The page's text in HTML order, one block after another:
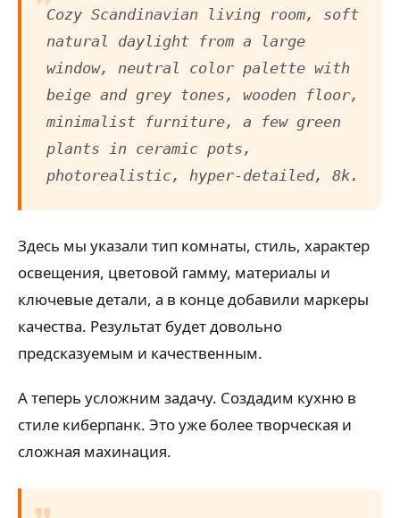
Cozy Scandinavian living room, soft
natural daylight from a large
window, neutral color palette with
beige and grey tones, wooden floor,
minimalist furniture, a few green
plants in ceramic pots,
photorealistic, hyper-detailed, 8k.
Здесь мы указали тип комнаты, стиль, характер
освещения, цветовой гамму, материалы и
ключевые детали, а в конце добавили маркеры
качества. Результат будет довольно
предсказуемым и качественным.
А теперь усложним задачу. Создадим кухню в
стиле киберпанк. Это уже более творческая и
сложная махинация.